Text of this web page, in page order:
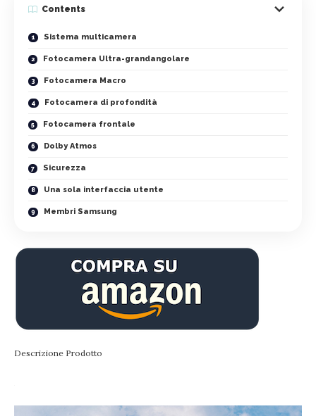
Contents
Sistema multicamera
Fotocamera Ultra-grandangolare
Fotocamera Macro
Fotocamera di profondità
Fotocamera frontale
Dolby Atmos
Sicurezza
Una sola interfaccia utente
Membri Samsung
Descrizione Prodotto